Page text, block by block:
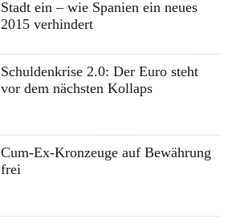
Stadt ein – wie Spanien ein neues
2015 verhindert
Schuldenkrise 2.0: Der Euro steht
vor dem nächsten Kollaps
Cum-Ex-Kronzeuge auf Bewährung
frei